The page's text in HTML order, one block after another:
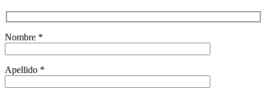
Nombre *
Apellido *